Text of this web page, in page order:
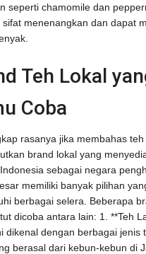
seperti chamomile dan
sifat menenangkan dan dapat
Teh Lokal
Coba
rasanya jika membahas teh
brand lokal yang
sebagai negara
memiliki banyak pilihan
berbagai selera. Beberapa
dicoba antara lain: 1. **Teh
dikenal dengan berbagai jenis
berasal dari kebun-kebun di